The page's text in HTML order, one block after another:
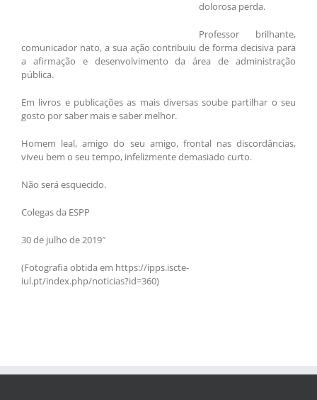
dolorosa perda.
Professor brilhante,
comunicador nato, a sua ação contribuiu de forma decisiva para
a afirmação e desenvolvimento da área de administração
pública.
Em livros e publicações as mais diversas soube partilhar o seu
gosto por saber mais e saber melhor.
Homem leal, amigo do seu amigo, frontal nas discordâncias,
viveu bem o seu tempo, infelizmente demasiado curto.
Não será esquecido.
Colegas da ESPP
30 de julho de 2019″
(Fotografia obtida em https://ipps.iscte-
iul.pt/index.php/noticias?id=360)